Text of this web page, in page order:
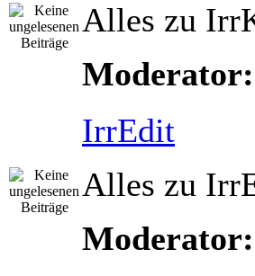
Alles zu
Moderator:
IrrEdit
Alles zu
Moderator: